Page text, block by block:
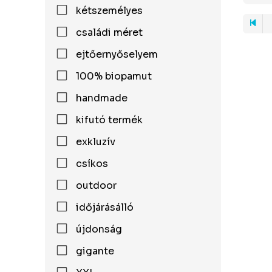
kétszemélyes
családi méret
ejtőernyőselyem
100% biopamut
handmade
kifutó termék
exkluzív
csíkos
outdoor
időjárásálló
újdonság
gigante